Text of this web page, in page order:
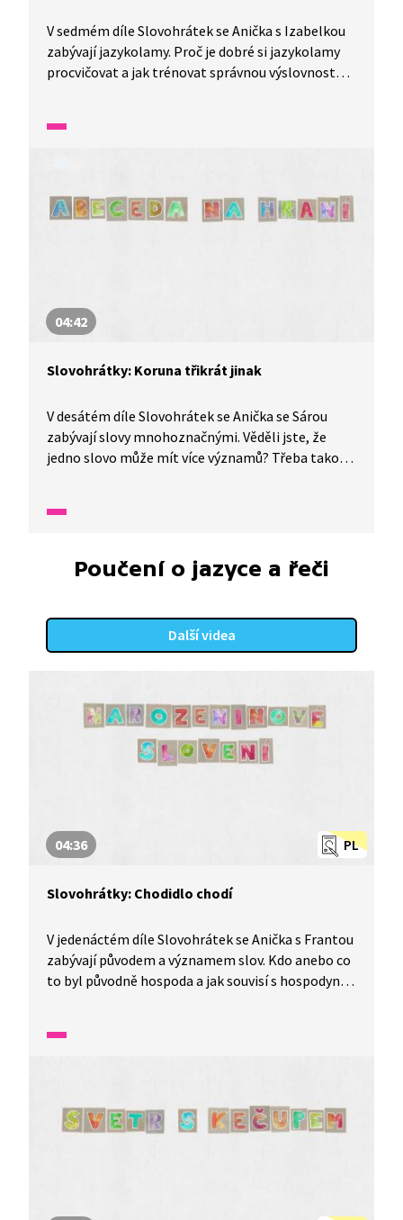
V sedmém díle Slovohrátek se Anička s Izabelkou
zabývají jazykolamy. Proč je dobré si jazykolamy
procvičovat a jak trénovat správnou výslovnost
aneb ostro pestrý ostropestřec.
04:42
Slovohrátky: Koruna třikrát jinak
V desátém díle Slovohrátek se Anička se Sárou
zabývají slovy mnohoznačnými. Věděli jste, že
jedno slovo může mít více významů? Třeba takový
nazvaném Abeceda na hraní aneb koruna třikrát
Poučení o jazyce a řeči
Další videa
PL
04:36
Slovohrátky: Chodidlo chodí
V jedenáctém díle Slovohrátek se Anička s Frantou
zabývají původem a významem slov. Kdo anebo co
to byl původně hospoda a jak souvisí s hospodyní?
chodí.